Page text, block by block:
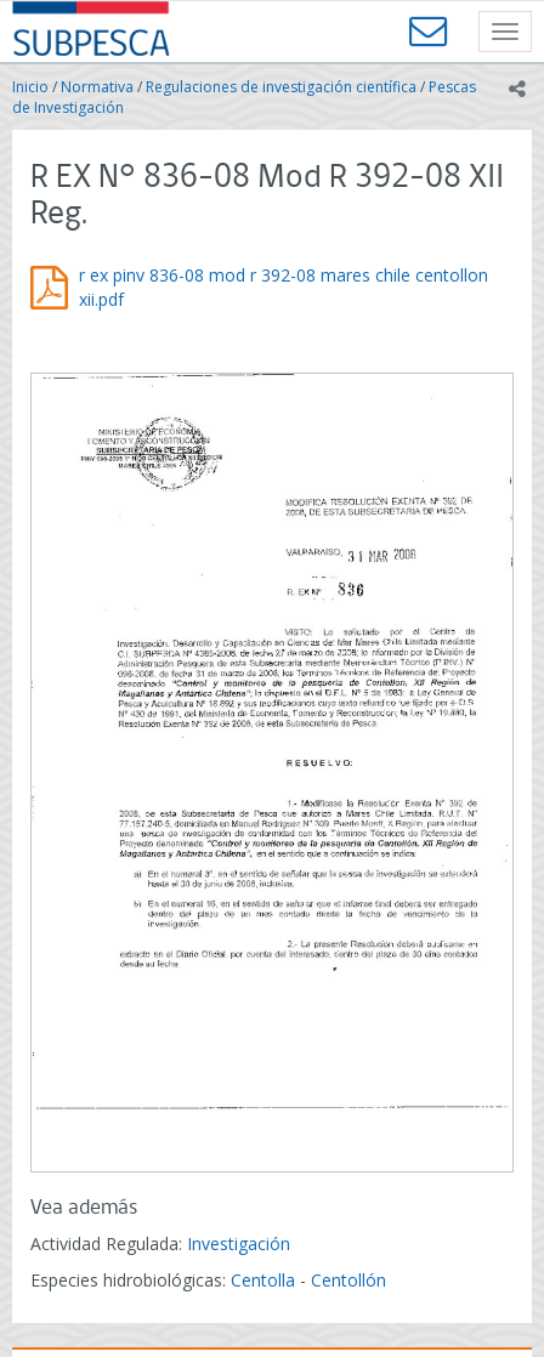
Contenido
principal
SUBPESCA
-
Subsecretaría
de
Pesca
Acuicultura
Gobierno
Chile
Inicio /Normativa / Regulaciones de investigación científica /Pescas
de Investigación
R EX N° 836-08 Mod R 392-08 XII
Reg.
r ex pinv 836-08 mod r 392-08 mares chile centollon
xii.pdf
Vea además
Actividad Regulada: Investigación
Especies hidrobiológicas: Centolla - Centollón